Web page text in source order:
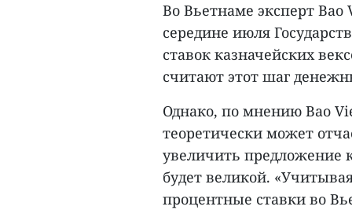
Во Вьетнаме эксперт Bao
середине июля
ставок казначейских
считают этот шаг
Однако, по мнению Bao
теоретически может
увеличить предложение
будет великой.
процентные ставки во